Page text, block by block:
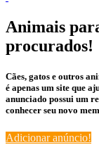
Animais
procurados!
Cães, gatos e outros
é apenas um site que
anunciado possui um
conhecer seu novo
Adicionar anúncio!